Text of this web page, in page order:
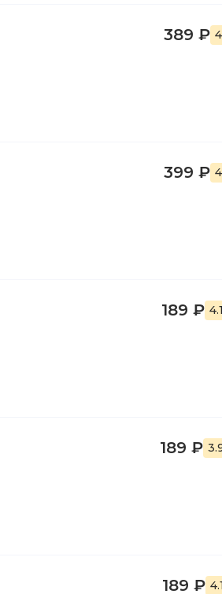
389 ₽
399 ₽
189 ₽ 4.1
189 ₽
189 ₽ 4.1